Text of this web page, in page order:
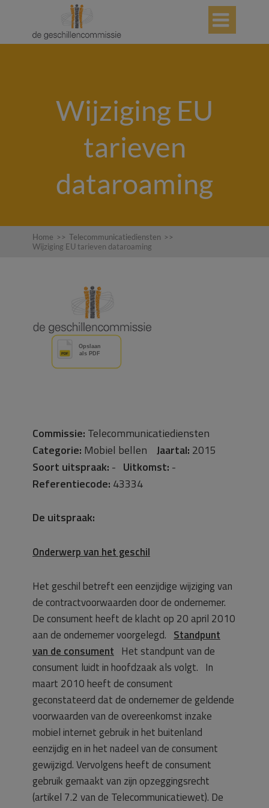

Wijziging EU
tarieven
dataroaming
Home >> Telecommunicatiediensten >>
Wijziging EU tarieven dataroaming
Commissie: Telecommunicatiediensten
Categorie: Mobiel bellen Jaartal: 2015
Soort uitspraak: - Uitkomst: -
Referentiecode: 43334
De uitspraak:
Onderwerp van het geschil
Het geschil betreft een eenzijdige wijziging van
de contractvoorwaarden door de ondernemer.
De consument heeft de klacht op 20 april 2010
aan de ondernemer voorgelegd. Standpunt
van de consument Het standpunt van de
consument luidt in hoofdzaak als volgt. In
maart 2010 heeft de consument
geconstateerd dat de ondernemer de geldende
voorwaarden van de overeenkomst inzake
mobiel internet gebruik in het buitenland
eenzijdig en in het nadeel van de consument
gewijzigd. Vervolgens heeft de consument
gebruik gemaakt van zijn opzeggingsrecht
(artikel 7.2 van de Telecommunicatiewet). De